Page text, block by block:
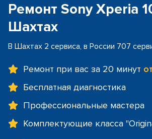
Ремонт Sony Xperia
Шахтах
В Шахтах 2 сервиса, в России 707
Ремонт при вас за 20 минут
Бесплатная диагностика
Профессиональные мастера
Комплектующие класса